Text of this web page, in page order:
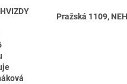
Pražská 1109,